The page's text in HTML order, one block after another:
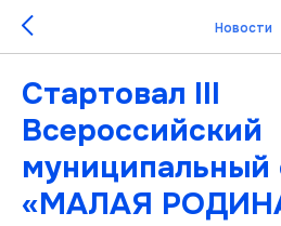
Новости
Стартовал III
Всероссийский
«МАЛАЯ